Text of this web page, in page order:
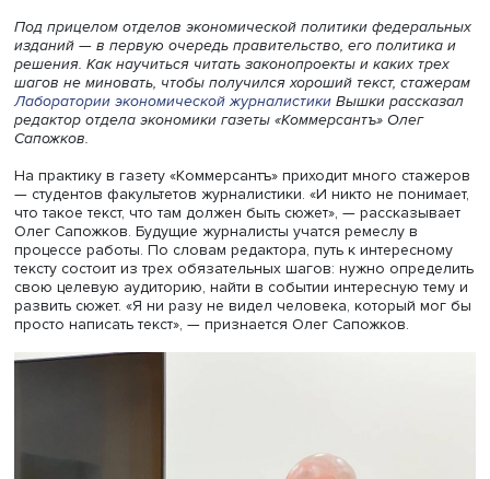
Под прицелом отделов экономической политики
изданий — в первую очередь правительство, его
шагов не миновать, чтобы получился хороший текст,
Лаборатории экономической журналистикиВышки
редактор отдела экономики газеты «Коммерсантъ» Олег
Сапожков.
На практику в газету «Коммерсантъ» приходит много
— студентов факультетов журналистики. «И никто не
что такое текст, что там должен быть сюжет», —
Олег Сапожков. Будущие журналисты учатся ремеслу в
просто написать текст», — признается Олег Сапожков.